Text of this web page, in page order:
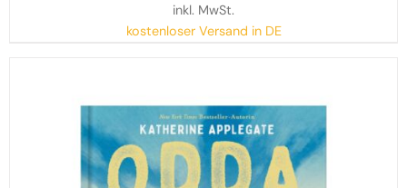
inkl. MwSt.
kostenloser Versand in DE